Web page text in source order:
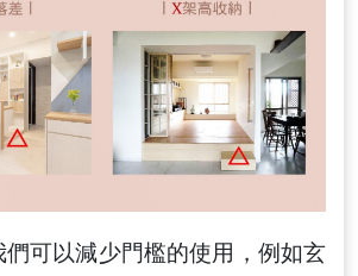
可以減少門檻的使用，例如玄